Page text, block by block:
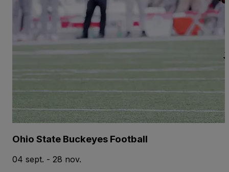
Ohio State Buckeyes Football
04 sept. - 28 nov.